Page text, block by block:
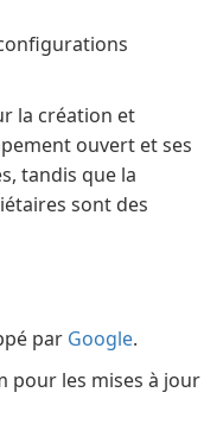
la création et
ouvert et ses
tandis que la
sont des
par Google.
pour les mises à jour